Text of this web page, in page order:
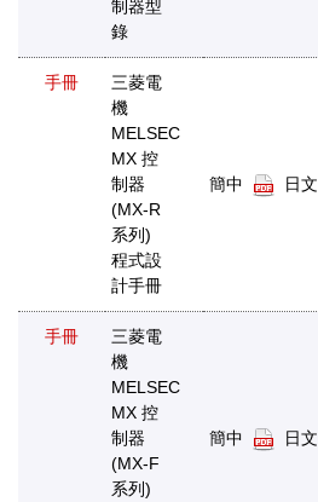
制器型
錄
手冊
三菱電
機
MELSEC
MX 控
制器
(MX-R
系列)
程式設
計手冊
簡中 日文
手冊
三菱電
機
MELSEC
MX 控
制器
(MX-F
系列)
簡中 日文